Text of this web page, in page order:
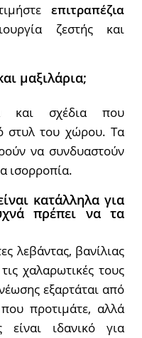
επιτραπέζια
ζεστής και
μαξιλάρια;
και σχέδια που
στυλ του χώρου. Τα
να συνδυαστούν
ισορροπία.
κατάλληλα για
πρέπει να τα
λεβάντας, βανίλιας
χαλαρωτικές τους
εξαρτάται από
προτιμάτε, αλλά
ιδανικό για